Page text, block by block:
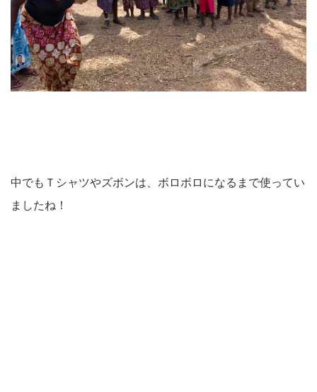
中でもＴシャツやズボンは、ボロボロになるまで使ってい
ましたね！